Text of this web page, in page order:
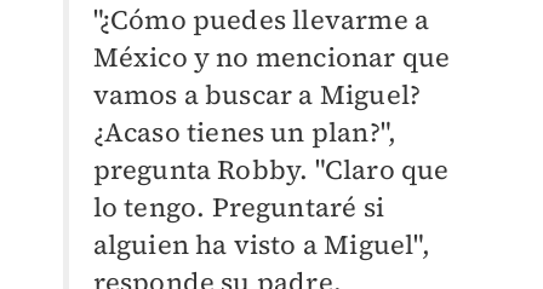
"¿Cómo puedes llevarme a
México y no mencionar que
vamos a buscar a Miguel?
¿Acaso tienes un plan?",
pregunta Robby. "Claro que
lo tengo. Preguntaré si
alguien ha visto a Miguel",